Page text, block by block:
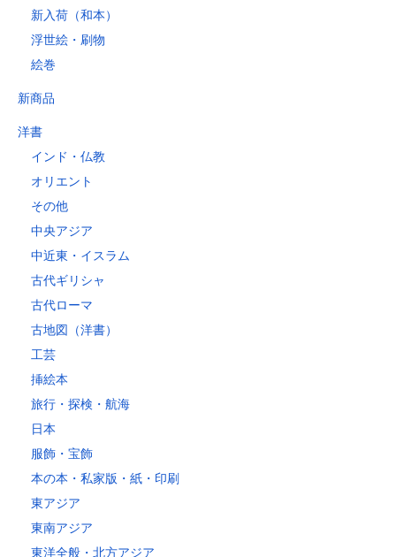
新入荷（和本）
浮世絵・刷物
絵巻
新商品
洋書
インド・仏教
オリエント
その他
中央アジア
中近東・イスラム
古代ギリシャ
古代ローマ
古地図（洋書）
工芸
挿絵本
旅行・探検・航海
日本
服飾・宝飾
本の本・私家版・紙・印刷
東アジア
東南アジア
東洋全般・北方アジア